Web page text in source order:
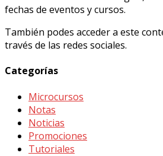
fechas de eventos y cursos.
También podes acceder a este
través de las redes sociales.
Categorías
Microcursos
Notas
Noticias
Promociones
Tutoriales